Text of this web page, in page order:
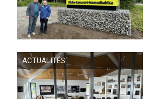
ACTUALITÉS